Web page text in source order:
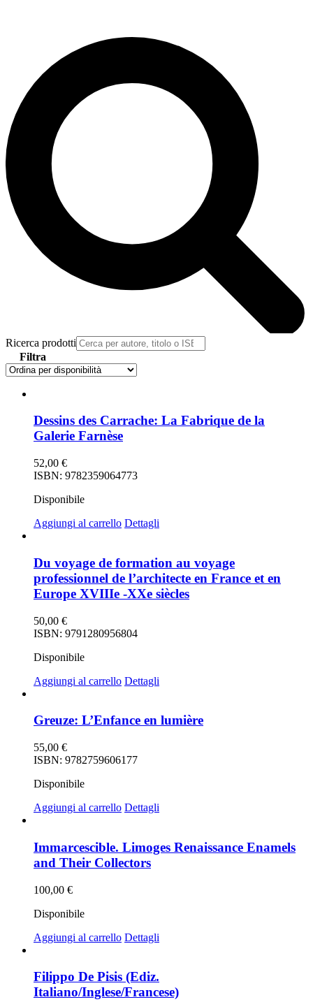
Ricerca prodotti
Filtra
Dessins des Carrache: La Fabrique de la
Galerie Farnèse
52,00 €
ISBN: 9782359064773
Disponibile
Aggiungi al carrello Dettagli
Du voyage de formation au voyage
professionnel de l’architecte en France et en
Europe XVIIIe -XXe siècles
50,00 €
ISBN: 9791280956804
Disponibile
Aggiungi al carrello Dettagli
Greuze: L’Enfance en lumière
55,00 €
ISBN: 9782759606177
Disponibile
Aggiungi al carrello Dettagli
Immarcescible. Limoges Renaissance Enamels
and Their Collectors
100,00 €
Disponibile
Aggiungi al carrello Dettagli
Filippo De Pisis (Ediz.
Italiano/Inglese/Francese)